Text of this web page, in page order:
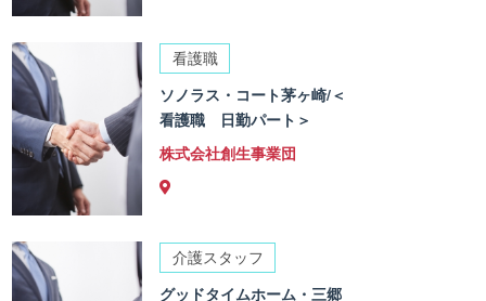
看護職
ソノラス・コート茅ヶ崎/＜
看護職 日勤パート＞
株式会社創生事業団
介護スタッフ
グッドタイムホーム・三郷